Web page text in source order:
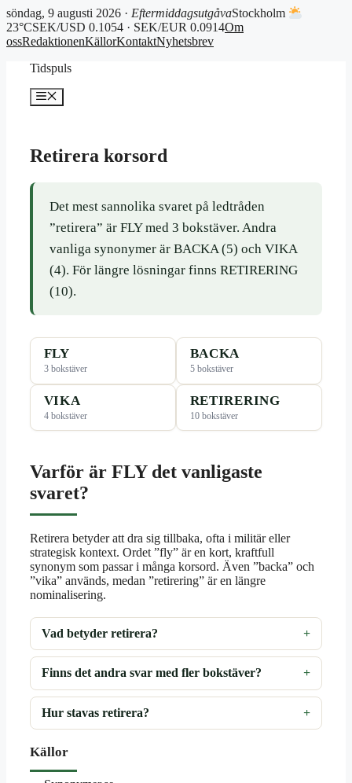
söndag, 9 augusti 2026 · EftermiddagsutgåvaStockholm
23°CSEK/USD 0.1054 · SEK/EUR 0.0914Om
ossRedaktionenKällorKontaktNyhetsbrev
Tidspuls
Meny
Retirera korsord
Det mest sannolika svaret på ledtråden
”retirera” är FLY med 3 bokstäver. Andra
vanliga synonymer är BACKA (5) och VIKA
(4). För längre lösningar finns RETIRERING
(10).
FLY
3 bokstäver
BACKA
5 bokstäver
VIKA
4 bokstäver
RETIRERING
10 bokstäver
Varför är FLY det vanligaste
svaret?
Retirera betyder att dra sig tillbaka, ofta i militär eller
strategisk kontext. Ordet ”fly” är en kort, kraftfull
synonym som passar i många korsord. Även ”backa” och
”vika” används, medan ”retirering” är en längre
nominalisering.
Vad betyder retirera?
Finns det andra svar med fler bokstäver?
Hur stavas retirera?
Källor